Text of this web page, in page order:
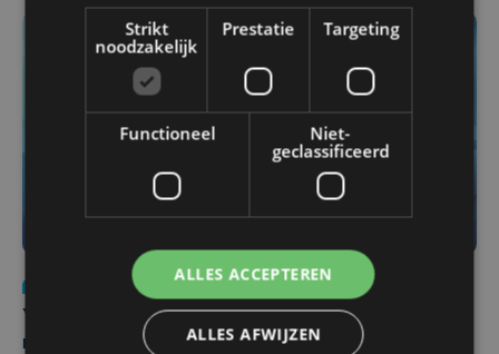
do 6 augustus | 21:30
Yaro (19), slachtoffer van vechtpartij, is na
maandenlange coma overleden
Strikt
noodzakelijk
Prestatie Targeting
Functioneel
Niet-
geclassificeerd
ALLES ACCEPTEREN
ALLES AFWIJZEN